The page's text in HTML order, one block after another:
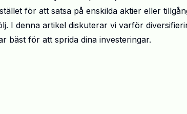
för att satsa på enskilda aktier eller
I denna artikel diskuterar vi varför
bäst för att sprida dina investeringar.